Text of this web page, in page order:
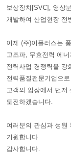
보상장치[SVC], 영상
개발하여 산업현장 전
이제 (주)이플러스는
고조파, 무효전력 에
전력사업 경쟁력을 강
전력품질전문기업으
고객의 입장에서 먼저
도전하겠습니다.
여러분의 관심과 성원
기원합니다.
감사합니다.